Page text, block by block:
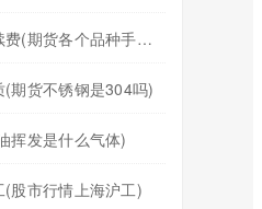
如何查询期货品种手续费(期货各个品种手续费怎么查询)
期货不锈钢是304吗)
挥发是什么气体)
股市行情上海沪工)